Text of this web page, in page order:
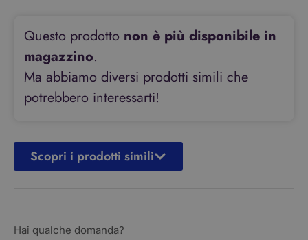
Questo prodotto non è più disponibile in
magazzino.
Ma abbiamo diversi prodotti simili che
potrebbero interessarti!
Scopri i prodotti simili
Hai qualche domanda?